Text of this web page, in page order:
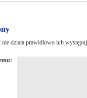
działa prawidłowo lub